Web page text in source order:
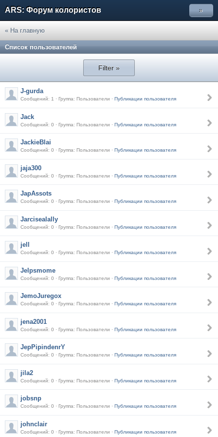
ARS: Форум колористов »
« На главную
Список пользователей
Filter »
J-gurda
Сообщений: 1 · Группа: Пользователи · Публикации пользователя
Jack
Сообщений: 0 · Группа: Пользователи · Публикации пользователя
JackieBlai
Сообщений: 0 · Группа: Пользователи · Публикации пользователя
jaja300
Сообщений: 0 · Группа: Пользователи · Публикации пользователя
JapAssots
Сообщений: 0 · Группа: Пользователи · Публикации пользователя
Jarcisealally
Сообщений: 0 · Группа: Пользователи · Публикации пользователя
jell
Сообщений: 0 · Группа: Пользователи · Публикации пользователя
Jelpsmome
Сообщений: 0 · Группа: Пользователи · Публикации пользователя
JemoJuregox
Сообщений: 0 · Группа: Пользователи · Публикации пользователя
jena2001
Сообщений: 0 · Группа: Пользователи · Публикации пользователя
JepPipindenrY
Сообщений: 0 · Группа: Пользователи · Публикации пользователя
jila2
Сообщений: 0 · Группа: Пользователи · Публикации пользователя
jobsnp
Сообщений: 0 · Группа: Пользователи · Публикации пользователя
johnclair
Сообщений: 0 · Группа: Пользователи · Публикации пользователя